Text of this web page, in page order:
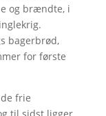
og brændte, i
bagerbrød,
for første
frie